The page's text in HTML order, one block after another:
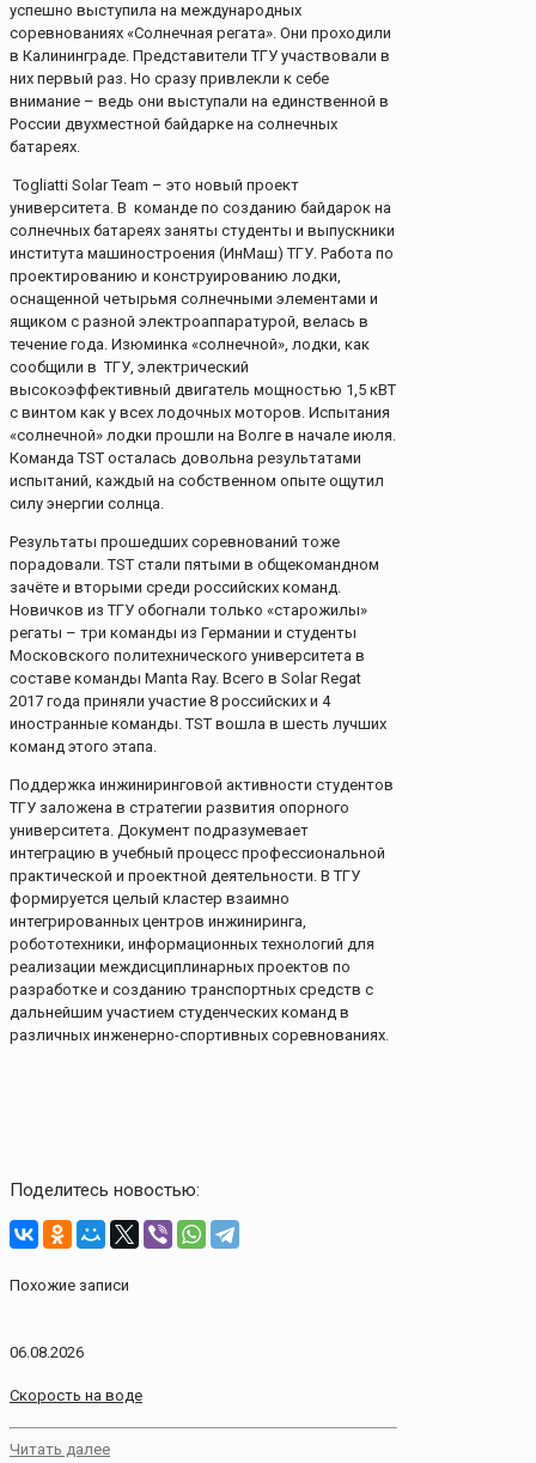
успешно выступила на международных
соревнованиях «Солнечная регата». Они проходили
в Калининграде. Представители ТГУ участвовали в
них первый раз. Но сразу привлекли к себе
внимание – ведь они выступали на единственной в
России двухместной байдарке на солнечных
батареях.
Togliatti Solar Team – это новый проект
университета. В команде по созданию байдарок на
солнечных батареях заняты студенты и выпускники
института машиностроения (ИнМаш) ТГУ. Работа по
проектированию и конструированию лодки,
оснащенной четырьмя солнечными элементами и
ящиком с разной электроаппаратурой, велась в
течение года. Изюминка «cолнечной», лодки, как
сообщили в ТГУ, электрический
высокоэффективный двигатель мощностью 1,5 кВТ
с винтом как у всех лодочных моторов. Испытания
«солнечной» лодки прошли на Волге в начале июля.
Команда TST осталась довольна результатами
испытаний, каждый на собственном опыте ощутил
силу энергии солнца.
Результаты прошедших соревнований тоже
порадовали. TST стали пятыми в общекомандном
зачёте и вторыми среди российских команд.
Новичков из ТГУ обогнали только «старожилы»
регаты – три команды из Германии и студенты
Московского политехнического университета в
составе команды Manta Ray. Всего в Solar Regat
2017 года приняли участие 8 российских и 4
иностранные команды. TST вошла в шесть лучших
команд этого этапа.
Поддержка инжиниринговой активности студентов
ТГУ заложена в стратегии развития опорного
университета. Документ подразумевает
интеграцию в учебный процесс профессиональной
практической и проектной деятельности. В ТГУ
формируется целый кластер взаимно
интегрированных центров инжиниринга,
робототехники, информационных технологий для
реализации междисциплинарных проектов по
разработке и созданию транспортных средств с
дальнейшим участием студенческих команд в
различных инженерно-спортивных соревнованиях.
Поделитесь новостью:
Похожие записи
06.08.2026
Скорость на воде
Читать далее